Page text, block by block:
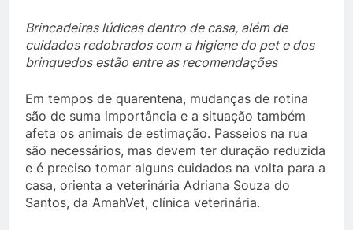
Brincadeiras lúdicas dentro de casa, além de
cuidados redobrados com a higiene do pet e dos
brinquedos estão entre as recomendações
Em tempos de quarentena, mudanças de rotina
são de suma importância e a situação também
afeta os animais de estimação. Passeios na rua
são necessários, mas devem ter duração reduzida
e é preciso tomar alguns cuidados na volta para a
casa, orienta a veterinária Adriana Souza do
Santos, da AmahVet, clínica veterinária.